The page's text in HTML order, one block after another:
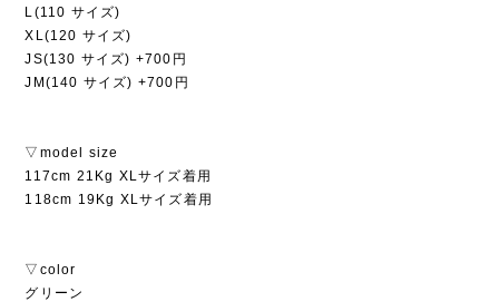
L(110 サイズ)
XL(120 サイズ)
JS(130 サイズ) +700円
JM(140 サイズ) +700円
▽model size
117cm 21Kg XLサイズ着用
118cm 19Kg XLサイズ着用
▽color
グリーン